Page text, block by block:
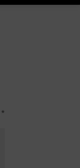
*